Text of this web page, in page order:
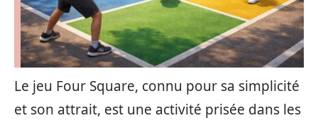
Le jeu Four Square, connu pour sa simplicité
et son attrait, est une activité prisée dans les